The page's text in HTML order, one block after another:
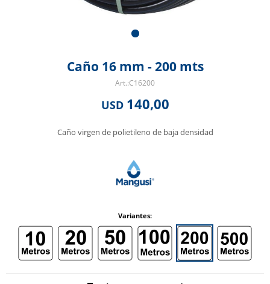
Caño 16 mm - 200 mts
C16200
USD 140,00
Caño virgen de polietileno de baja densidad
Variantes: